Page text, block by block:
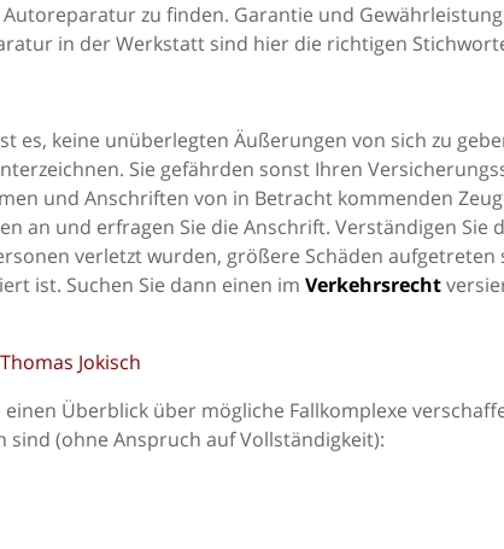
zu finden. Garantie und
in der Werkstatt sind hier die richtigen
es, keine unüberlegten Äußerungen von sich zu
Sie gefährden sonst Ihren
und Anschriften von in Betracht kommenden
an und erfragen Sie die Anschrift. Verständigen Sie
verletzt wurden, größere Schäden aufgetreten
ist. Suchen Sie dann einen im Verkehrsrecht
Thomas Jokisch
Überblick über mögliche Fallkomplexe
(ohne Anspruch auf Vollständigkeit):